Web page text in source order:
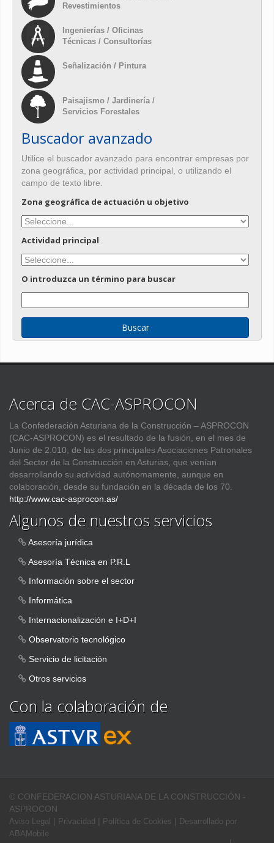
Revestimientos
Ingenierías / Oficinas
Técnicas / Consultorías
Señalización / Pintura
Paisajismo / Jardinería /
Servicios Forestales
Buscador avanzado
Utilice el buscador avanzado para encontrar empresas por
zona geográfica, por actividad principal, o utilizando el
campo de texto libre.
Zona geográfica de actuación u objetivo
Actividad principal
O introduzca un término para buscar
Acerca de CAC-ASPROCON
La Confederación Asturiana de la Construcción – ASPROCON
(CAC-ASPROCON) es el resultado de la fusión, en el mes de
Junio de 2.010, de las dos principales Asociaciones Patronales
del Sector de la Construcción en Asturias, que venían
desarrollando su actividad autónomamente, aunque en
colaboración, desde su fundación en la década de los 70.
http://www.cac-asprocon.as/
Algunos de nuestros servicios
Asesoría jurídica
Asesoría Técnica en P.R.L
Información sobre el sector
Informática
Internacionalización e I+D+I
Observatorio tecnológico
Servicio de licitación
Otros servicios
Con la colaboración de
© CONFEDERACION ASTURIANA DE LA CONSTRUCCIÓN -
ASPROCON
Aviso Legal | Privacidad | Política de Cookies | Desarrollado por
ABAMobile